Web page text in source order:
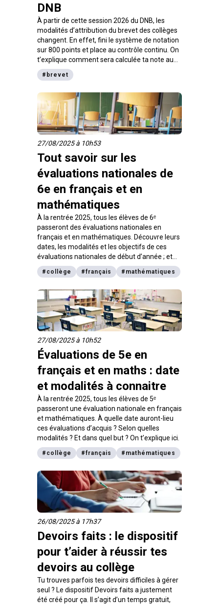
DNB
À partir de cette session 2026 du DNB, les
modalités d’attribution du brevet des collèges
changent. En effet, fini le système de notation
sur 800 points et place au contrôle continu. On
t’explique comment sera calculée ta note au
brevet.
# brevet
27/08/2025 à 10h53
Tout savoir sur les
évaluations nationales de
6e en français et en
mathématiques
À la rentrée 2025, tous les élèves de 6ᵉ
passeront des évaluations nationales en
français et en mathématiques. Découvre leurs
dates, les modalités et les objectifs de ces
évaluations nationales de début d’année ; et
pourquoi elles constituent un outil essentiel
pour accompagner la réussite des collégiens.
# collège #français # mathématiques
27/08/2025 à 10h52
Évaluations de 5e en
français et en maths : date
et modalités à connaitre
À la rentrée 2025, tous les élèves de 5ᵉ
passeront une évaluation nationale en français
et mathématiques. À quelle date auront-lieu
ces évaluations d’acquis ? Selon quelles
modalités ? Et dans quel but ? On t’explique ici.
# collège #français # mathématiques
26/08/2025 à 17h37
Devoirs faits : le dispositif
pour t’aider à réussir tes
devoirs au collège
Tu trouves parfois tes devoirs difficiles à gérer
seul ? Le dispositif Devoirs faits a justement
été créé pour ça. Il s’agit d’un temps gratuit,